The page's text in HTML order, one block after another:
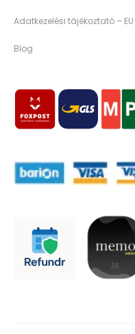
Adatkezelési tájékoztató –
Blog